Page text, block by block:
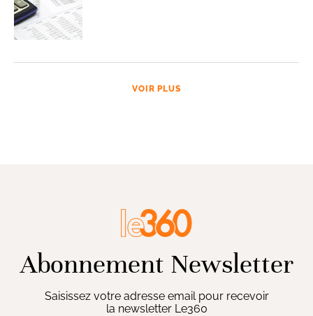
VOIR PLUS
Abonnement Newsletter
Saisissez votre adresse email pour recevoir
la newsletter Le360